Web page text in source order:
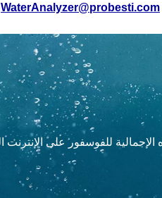
WaterAnalyzer@probesti.com